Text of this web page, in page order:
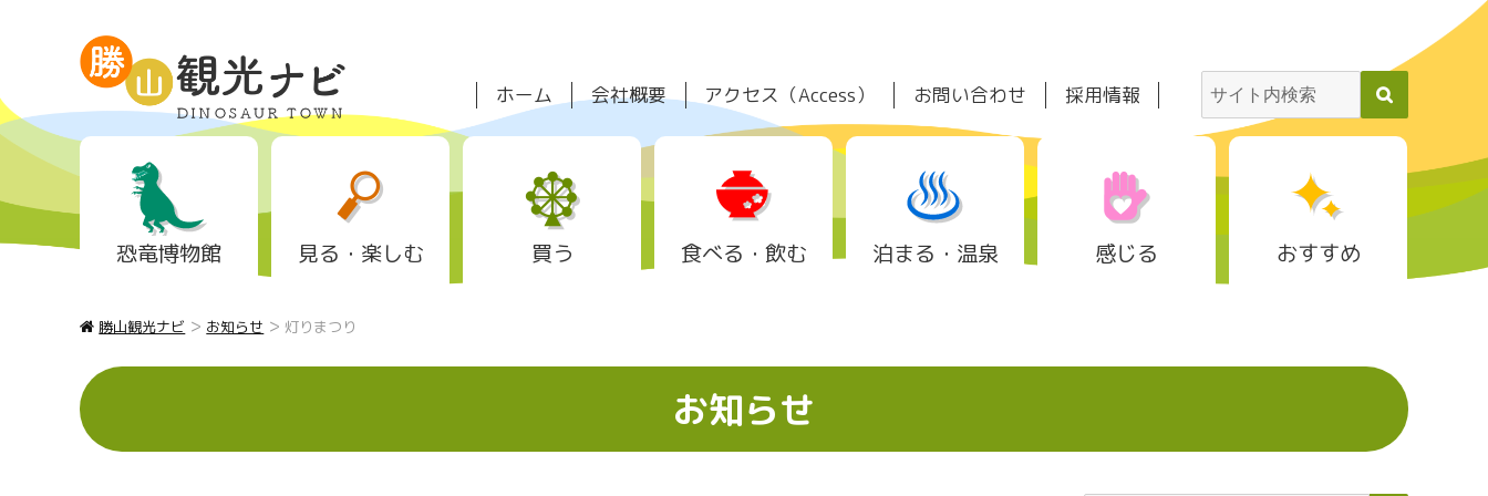
ホーム 会社概要 アクセス（Access） お問い合わせ 採用情報
恐竜博物館 見る・楽しむ 買う 食べる・飲む 泊まる・温泉 感じる おすすめ
勝山観光ナビ > お知らせ > 灯りまつり
お知らせ